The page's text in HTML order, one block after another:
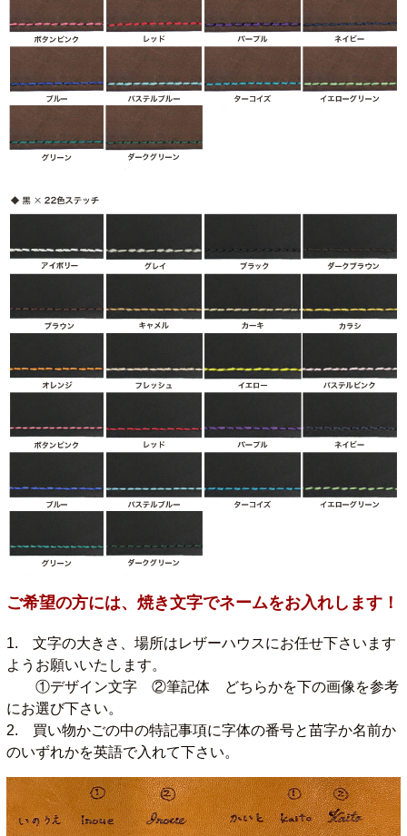
ご希望の方には、焼き文字でネームをお入れします！
1. 文字の大きさ、場所はレザーハウスにお任せ下さいます
ようお願いいたします。
①デザイン文字 ②筆記体 どちらかを下の画像を参考
にお選び下さい。
2. 買い物かごの中の特記事項に字体の番号と苗字か名前か
のいずれかを英語で入れて下さい。